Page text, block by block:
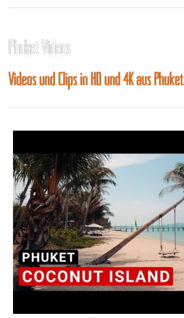
Phuket Videos
Videos und Clips in HD und 4K aus Phuket